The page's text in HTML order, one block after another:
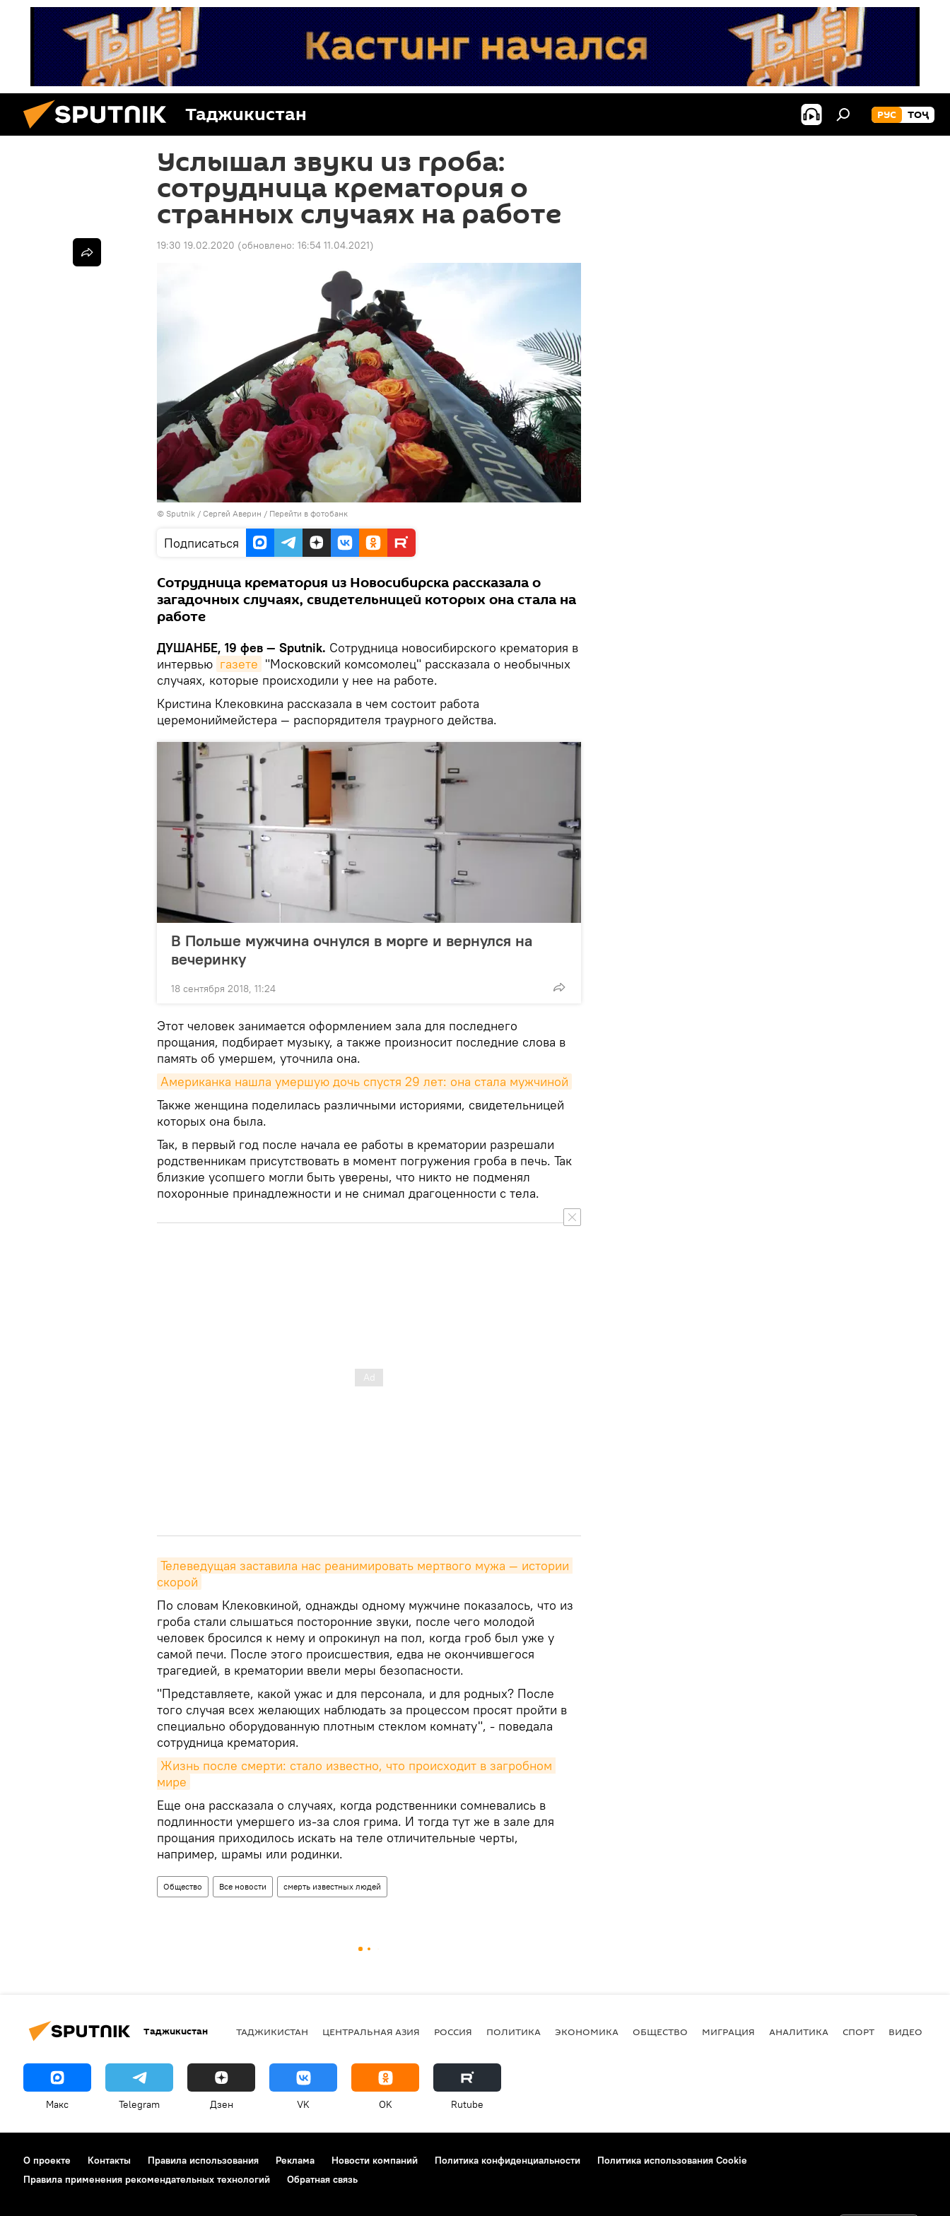
Таджикистан РУС ТОҶ
Услышал звуки из гроба:
сотрудница крематория о
странных случаях на работе
19:30 19.02.2020 (обновлено: 16:54 11.04.2021)
© Sputnik / Сергей Аверин / Перейти в фотобанк
Подписаться
Сотрудница крематория из Новосибирска рассказала о
загадочных случаях, свидетельницей которых она стала на
работе
ДУШАНБЕ, 19 фев — Sputnik. Сотрудница новосибирского крематория в
интервью газете "Московский комсомолец" рассказала о необычных
случаях, которые происходили у нее на работе.
Кристина Клековкина рассказала в чем состоит работа
церемониймейстера — распорядителя траурного действа.
В Польше мужчина очнулся в морге и вернулся на
вечеринку
18 сентября 2018, 11:24
Этот человек занимается оформлением зала для последнего
прощания, подбирает музыку, а также произносит последние слова в
память об умершем, уточнила она.
Американка нашла умершую дочь спустя 29 лет: она стала мужчиной
Также женщина поделилась различными историями, свидетельницей
которых она была.
Так, в первый год после начала ее работы в крематории разрешали
родственникам присутствовать в момент погружения гроба в печь. Так
близкие усопшего могли быть уверены, что никто не подменял
похоронные принадлежности и не снимал драгоценности с тела.
Телеведущая заставила нас реанимировать мертвого мужа — истории
скорой
По словам Клековкиной, однажды одному мужчине показалось, что из
гроба стали слышаться посторонние звуки, после чего молодой
человек бросился к нему и опрокинул на пол, когда гроб был уже у
самой печи. После этого происшествия, едва не окончившегося
трагедией, в крематории ввели меры безопасности.
"Представляете, какой ужас и для персонала, и для родных? После
того случая всех желающих наблюдать за процессом просят пройти в
специально оборудованную плотным стеклом комнату", - поведала
сотрудница крематория.
Жизнь после смерти: стало известно, что происходит в загробном
мире
Еще она рассказала о случаях, когда родственники сомневались в
подлинности умершего из-за слоя грима. И тогда тут же в зале для
прощания приходилось искать на теле отличительные черты,
например, шрамы или родинки.
Общество Все новости смерть известных людей
Таджикистан ТАДЖИКИСТАН ЦЕНТРАЛЬНАЯ АЗИЯ РОССИЯ ПОЛИТИКА ЭКОНОМИКА ОБЩЕСТВО МИГРАЦИЯ АНАЛИТИКА СПОРТ ВИДЕО
Макс Telegram Дзен VK OK Rutube
О проекте Контакты Правила использования Реклама Новости компаний Политика конфиденциальности
Политика использования Cookie
Правила применения рекомендательных технологий
Обратная связь